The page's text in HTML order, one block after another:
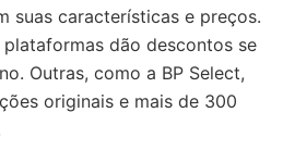
suas características e preços.
dão descontos se
Outras, como a BP Select,
originais e mais de 300